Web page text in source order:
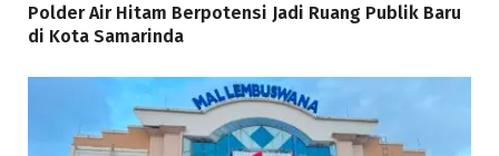
Polder Air Hitam Berpotensi Jadi Ruang Publik Baru
di Kota Samarinda